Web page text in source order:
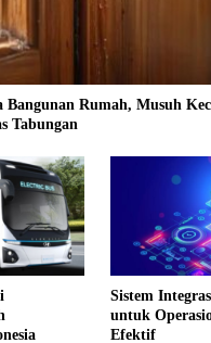
Bangunan Rumah, Musuh
Tabungan
Sistem
untuk
Efektif